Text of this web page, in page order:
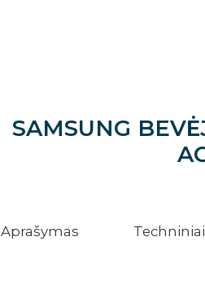
SAMSUNG
Aprašymas